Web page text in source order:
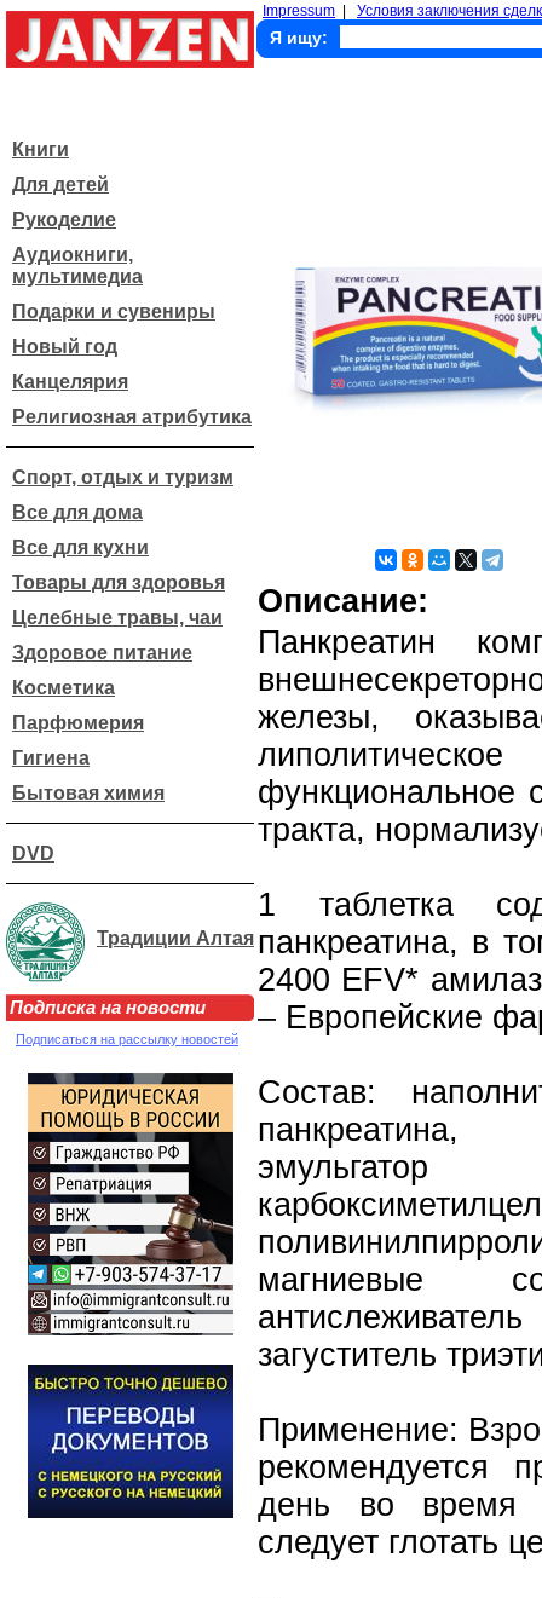
Impressum Условия заключения
Я ищу:
Книги
Для детей
Рукоделие
Аудиокниги,
мультимедиа
Подарки и сувениры
Новый год
Канцелярия
Религиозная атрибутика
Спорт, отдых и туризм
Все для дома
Все для кухни
Товары для здоровья
Целебные травы, чаи
Здоровое питание
Косметика
Парфюмерия
Гигиена
Бытовая химия
DVD
Традиции Алтая
Подписка на новости
Подписаться на рассылку новостей
Описание:
Панкреатин
железы,
функциональное
тракта,
1 таблетка
панкреатина, в
2400 EFV*
– Европейские
Состав:
панкреатина,
магниевые
загуститель
Применение:
рекомендуется
день во время
следует глотать